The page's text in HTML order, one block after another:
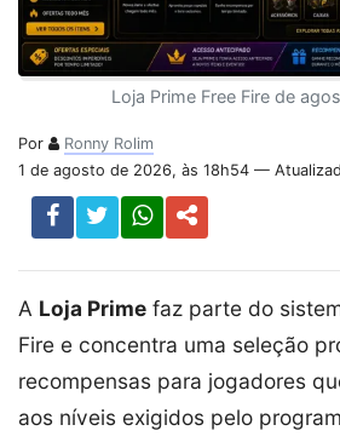
Loja Prime Free Fire de
Por
Ronny Rolim
1 de agosto de 2026, às 18h54 —
A Loja Prime faz parte do
Fire e concentra uma seleção
recompensas para jogadores
aos níveis exigidos pelo